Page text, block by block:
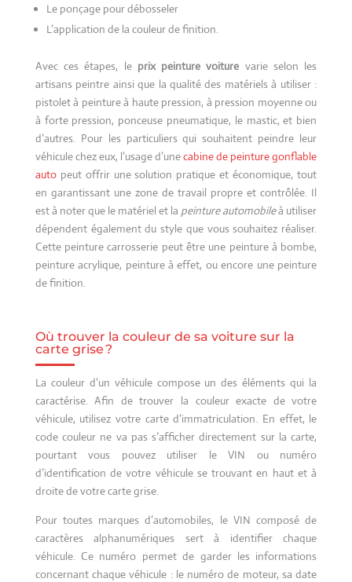
Le ponçage pour débosseler
L’application de la couleur de finition.
Avec ces étapes, le prix peinture voiture varie selon les
artisans peintre ainsi que la qualité des matériels à utiliser :
pistolet à peinture à haute pression, à pression moyenne ou
à forte pression, ponceuse pneumatique, le mastic, et bien
d’autres. Pour les particuliers qui souhaitent peindre leur
véhicule chez eux, l’usage d’unecabine de peinture gonflable
autopeut offrir une solution pratique et économique, tout
en garantissant une zone de travail propre et contrôlée. Il
est à noter que le matériel et la peinture automobileà utiliser
dépendent également du style que vous souhaitez réaliser.
Cette peinture carrosserie peut être une peinture à bombe,
peinture acrylique, peinture à effet, ou encore une peinture
de finition.
Où trouver la couleur de sa voiture sur la
carte grise ?
La couleur d’un véhicule compose un des éléments qui la
caractérise. Afin de trouver la couleur exacte de votre
véhicule, utilisez votre carte d’immatriculation. En effet, le
code couleur ne va pas s’afficher directement sur la carte,
pourtant vous pouvez utiliser le VIN ou numéro
d’identification de votre véhicule se trouvant en haut et à
droite de votre carte grise.
Pour toutes marques d’automobiles, le VIN composé de
caractères alphanumériques sert à identifier chaque
véhicule. Ce numéro permet de garder les informations
concernant chaque véhicule : le numéro de moteur, sa date